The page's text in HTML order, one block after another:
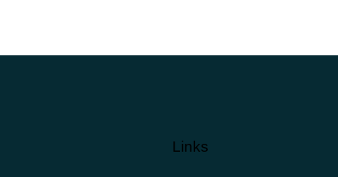
Links